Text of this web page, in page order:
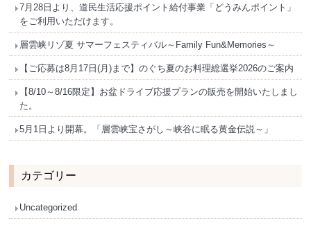
7月28日より、道民生活応援ポイント給付事業「どうみんポイント」
をご利用いただけます。
層雲峡リゾ夏 サマーフェスティバル～Family Fun&Memories～
【ご応募は8月17日(月)まで】のぐち夏のお料理総選挙2026のご案内
【8/10～8/16限定】お盆ドライブ応援プランの販売を開始いたしまし
た。
5月1日より開幕。「層雲峡宝さがし～峡谷に眠る黄金伝説～」
カテゴリー
Uncategorized